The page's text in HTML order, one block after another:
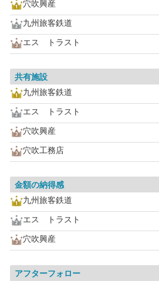
穴吹興産
九州旅客鉄道
エス トラスト
共有施設
九州旅客鉄道
エス トラスト
穴吹興産
穴吹工務店
金額の納得感
九州旅客鉄道
エス トラスト
穴吹興産
アフターフォロー